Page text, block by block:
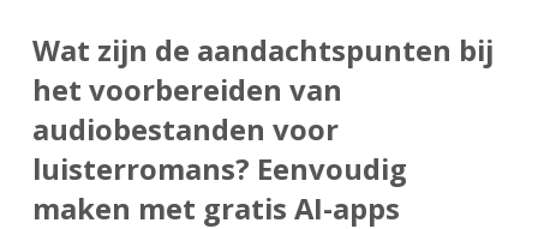
Wat zijn de aandachtspunten bij
het voorbereiden van
audiobestanden voor
luisterromans? Eenvoudig
maken met gratis AI-apps